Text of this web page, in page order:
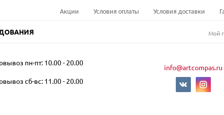
Акции Условия оплаты Условия доставки
Мой
пн-пт: 10.00 - 20.00
сб-вс: 11.00 - 20.00
info@artcompas.ru